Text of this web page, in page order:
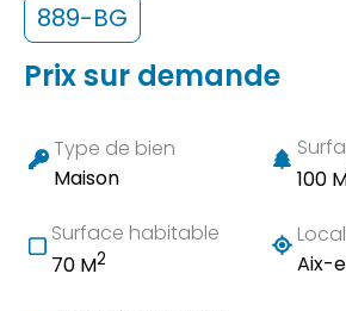
889-BG
Prix sur demande
Type de bien
Maison
100
Surface habitable
70 M2
Aix-